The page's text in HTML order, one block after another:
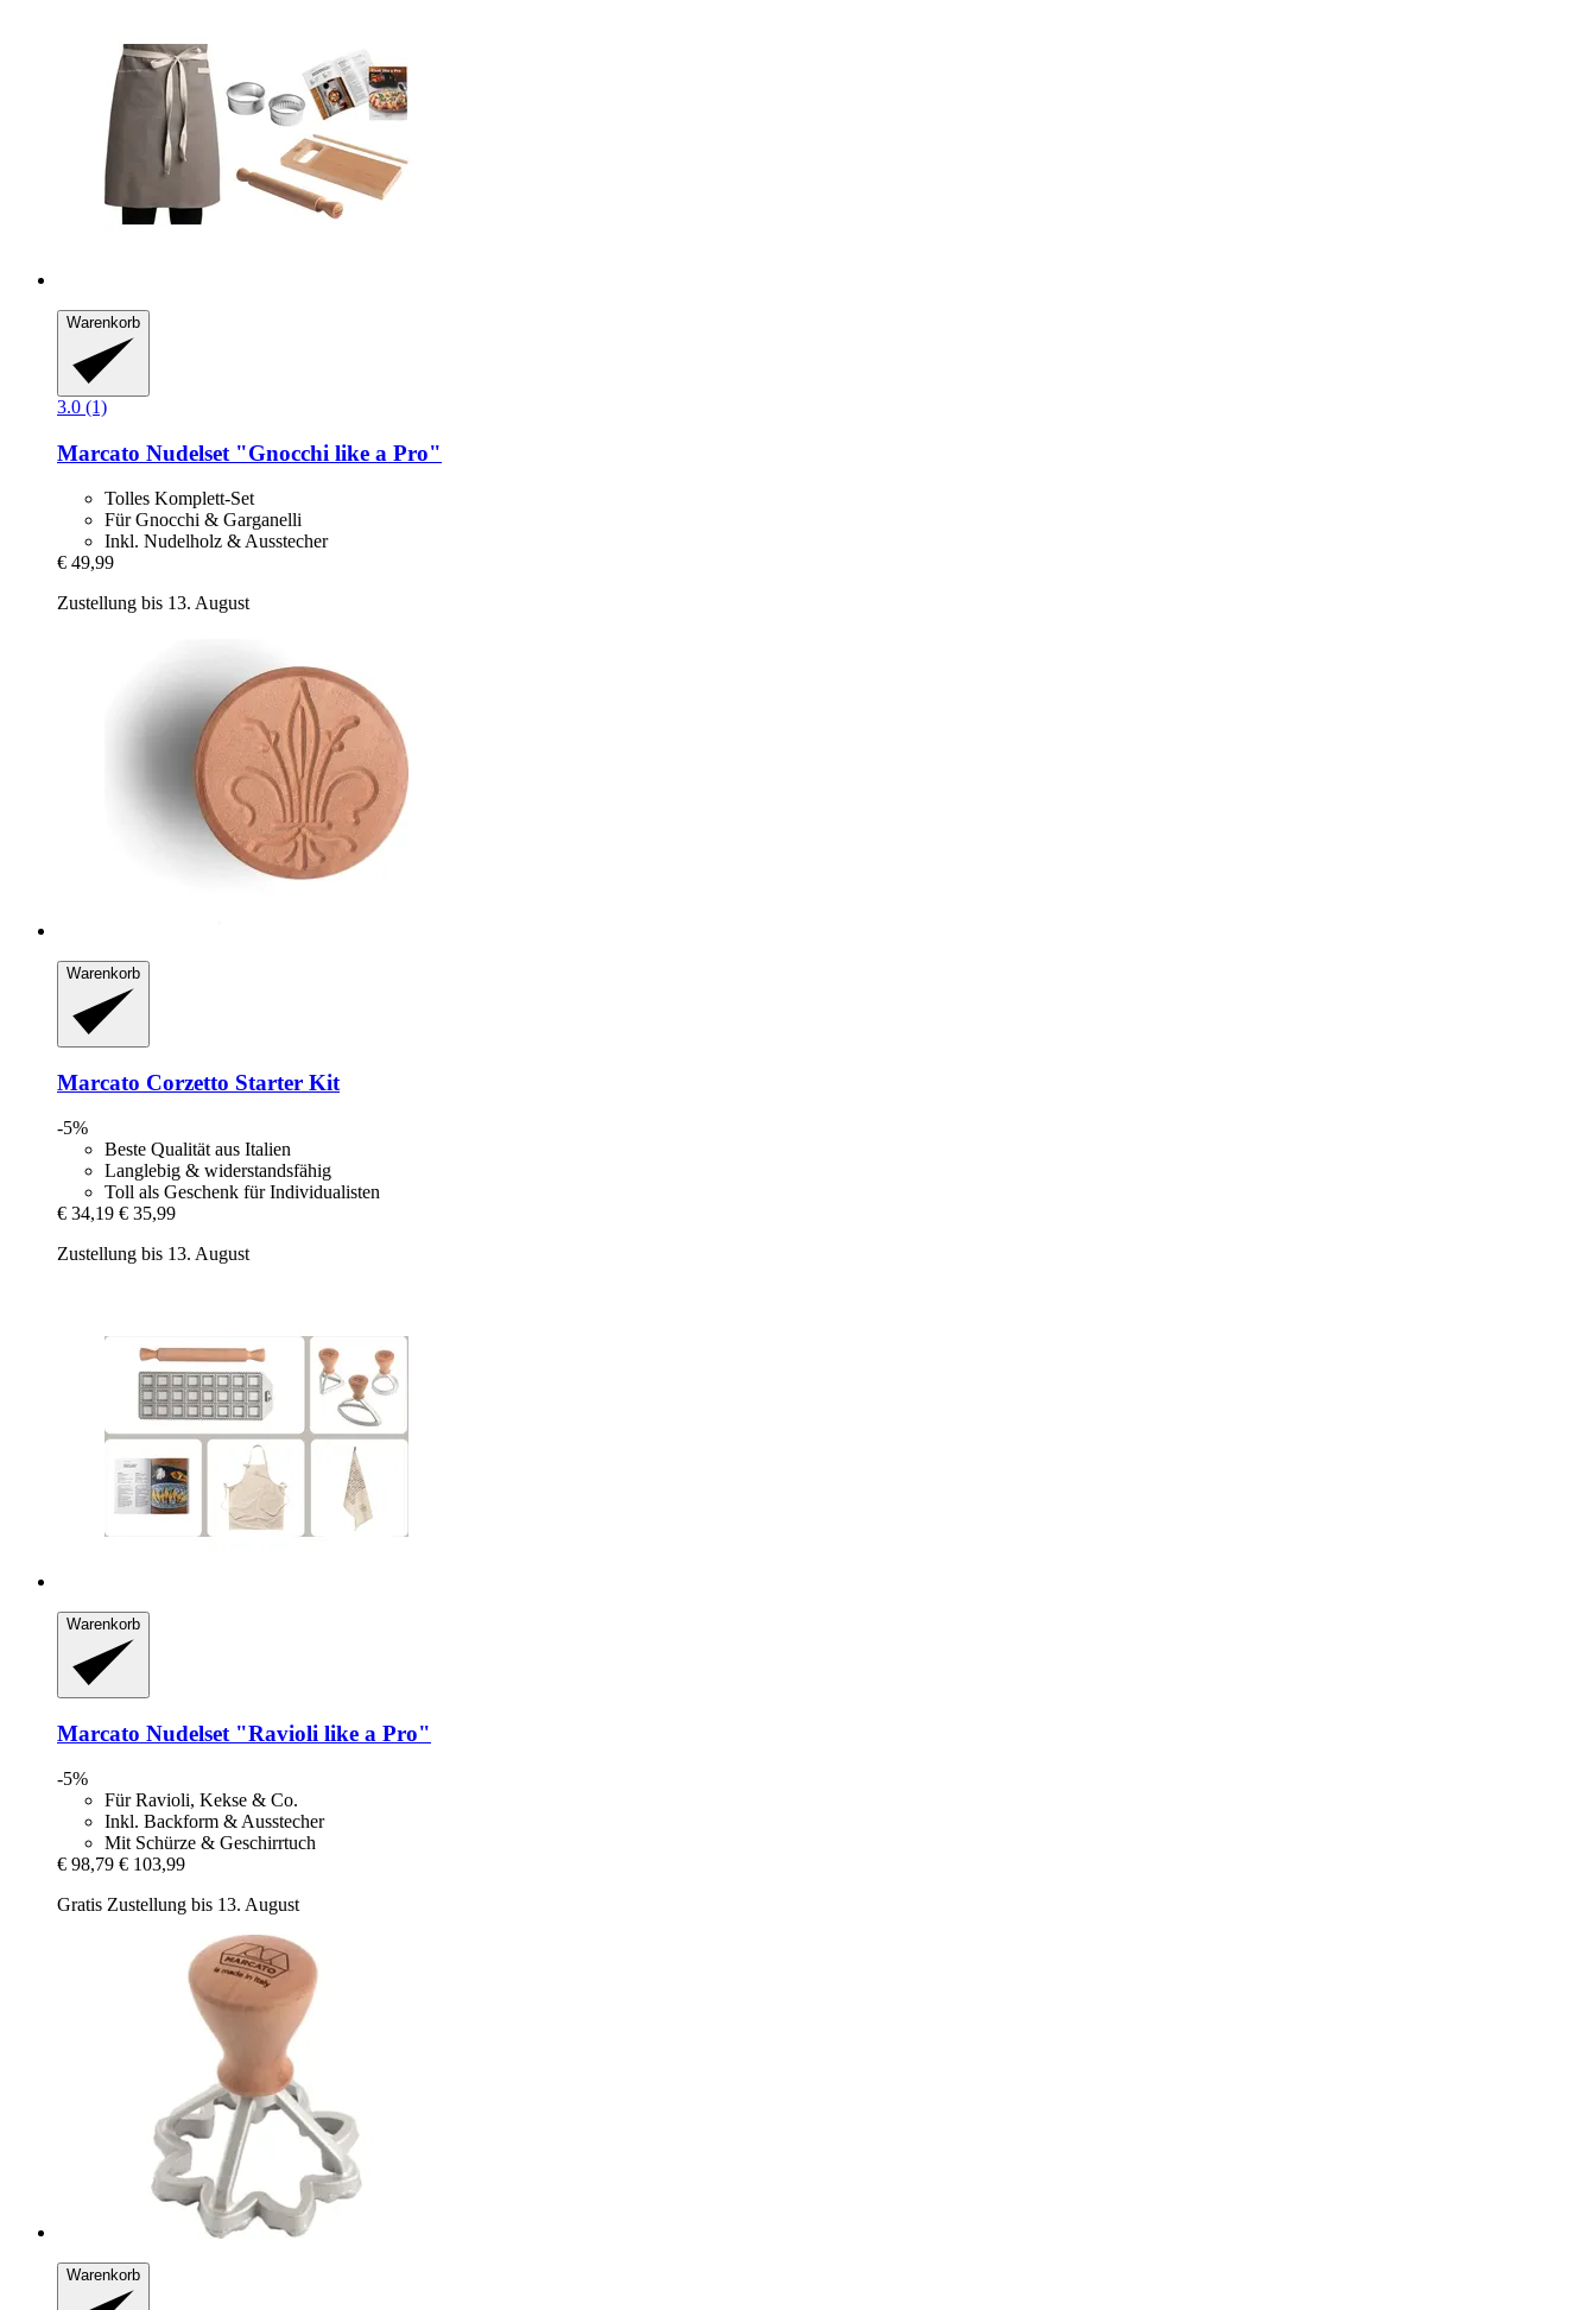
Warenkorb
3.0 (1)
Marcato Nudelset "Gnocchi like a Pro"
Tolles Komplett-Set
Für Gnocchi & Garganelli
Inkl. Nudelholz & Ausstecher
€ 49,99
Zustellung bis 13. August
Warenkorb
Marcato Corzetto Starter Kit
-5%
Beste Qualität aus Italien
Langlebig & widerstandsfähig
Toll als Geschenk für Individualisten
€ 34,19 € 35,99
Zustellung bis 13. August
Warenkorb
Marcato Nudelset "Ravioli like a Pro"
-5%
Für Ravioli, Kekse & Co.
Inkl. Backform & Ausstecher
Mit Schürze & Geschirrtuch
€ 98,79 € 103,99
Gratis Zustellung bis 13. August
Warenkorb